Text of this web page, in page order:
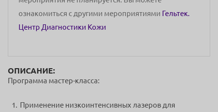
ознакомиться с другими мероприятиями Гельтек.
Центр Диагностики Кожи
ОПИСАНИЕ:
Программа мастер-класса:
Применение низкоинтенсивных лазеров для